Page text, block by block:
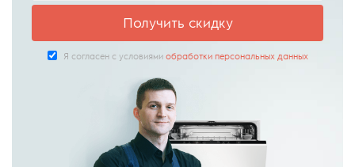
Получить скидку
Я согласен с условиями обработки персональных данных